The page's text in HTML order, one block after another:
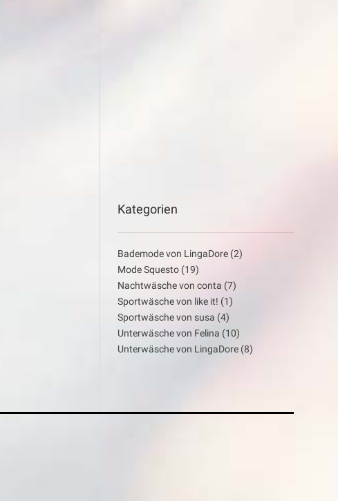
Kategorien
Bademode von LingaDore (2)
Mode Squesto (19)
Nachtwäsche von conta (7)
Sportwäsche von like it! (1)
Sportwäsche von susa (4)
Unterwäsche von Felina (10)
Unterwäsche von LingaDore (8)